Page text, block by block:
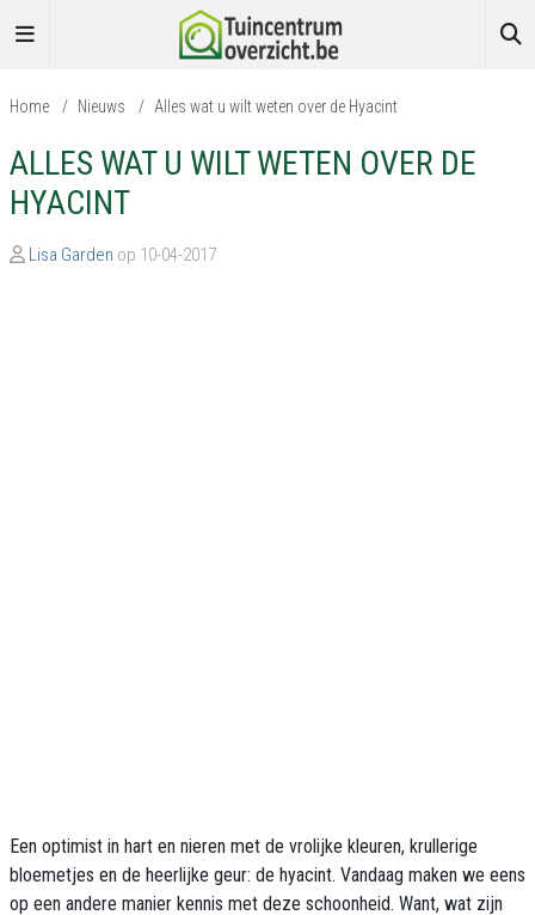
Home / Nieuws / Alles wat u wilt weten over de Hyacint
ALLES WAT U WILT WETEN OVER DE
HYACINT
Lisa Garden op 10-04-2017
Een optimist in hart en nieren met de vrolijke kleuren, krullerige
bloemetjes en de heerlijke geur: de hyacint. Vandaag maken we eens
op een andere manier kennis met deze schoonheid. Want, wat zijn